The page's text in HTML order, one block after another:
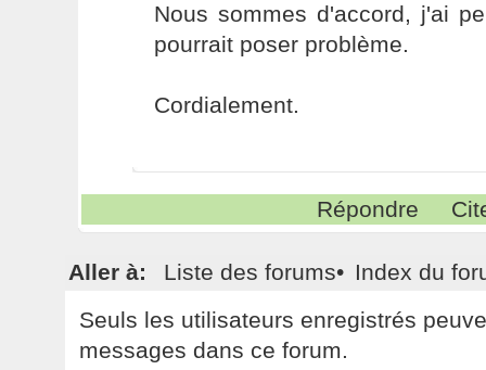
Nous sommes d'accord, j'ai
pourrait poser problème.
Cordialement.
Répondre
Aller à: Liste des forums• Index du
Seuls les utilisateurs enregistrés
messages dans ce forum.